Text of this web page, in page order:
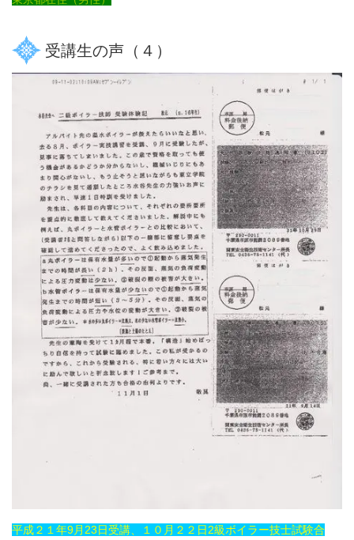
受講生の声（４）
平成２１年9月23日受講、１０月２２日2級ボイラー技士試験合